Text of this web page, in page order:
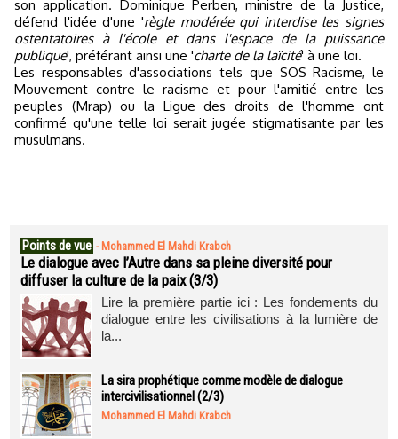
son application. Dominique Perben, ministre de la Justice,
défend l'idée d'une 'règle modérée qui interdise les signes
ostentatoires à l'école et dans l'espace de la puissance
publique', préférant ainsi une 'charte de la laïcité' à une loi.
Les responsables d'associations tels que SOS Racisme, le
Mouvement contre le racisme et pour l'amitié entre les
peuples (Mrap) ou la Ligue des droits de l'homme ont
confirmé qu'une telle loi serait jugée stigmatisante par les
musulmans.
Points de vue - Mohammed El Mahdi Krabch
Le dialogue avec l’Autre dans sa pleine diversité pour
diffuser la culture de la paix (3/3)
Lire la première partie ici : Les fondements du
dialogue entre les civilisations à la lumière de
la...
La sira prophétique comme modèle de dialogue
intercivilisationnel (2/3)
Mohammed El Mahdi Krabch